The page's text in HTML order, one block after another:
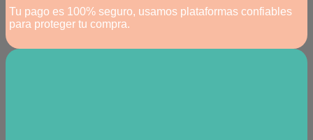
Tu pago es 100% seguro, usamos plataformas confiables
para proteger tu compra.